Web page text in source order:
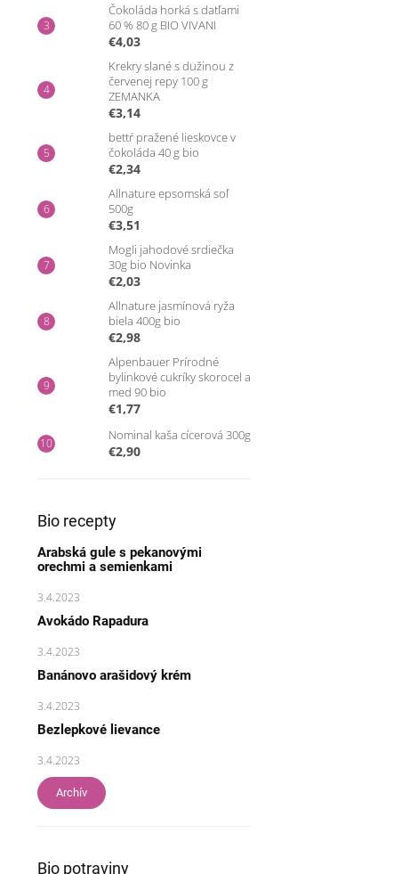
Čokoláda horká s datľami
60 % 80 g BIO VIVANI
€4,03
Krekry slané s dužinou z
červenej repy 100 g
ZEMANKA
€3,14
bettŕ pražené lieskovce v
čokoláda 40 g bio
€2,34
Allnature epsomská soľ
500g
€3,51
Mogli jahodové srdiečka
30g bio Novinka
€2,03
Allnature jasmínová ryža
biela 400g bio
€2,98
Alpenbauer Prírodné
bylinkové cukríky skorocel a
med 90 bio
€1,77
Nominal kaša cícerová 300g
€2,90
Bio recepty
Arabská gule s pekanovými
orechmi a semienkami
3.4.2023
Avokádo Rapadura
3.4.2023
Banánovo arašidový krém
3.4.2023
Bezlepkové lievance
3.4.2023
Archív
Bio potraviny